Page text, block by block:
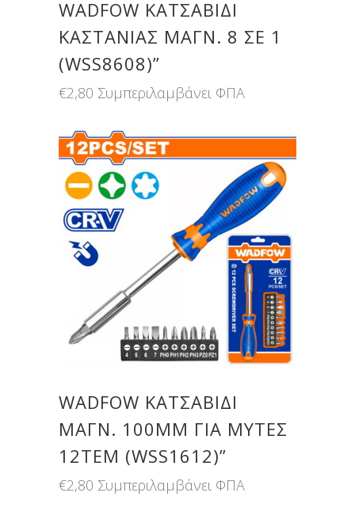
WADFOW ΚΑΤΣΑΒΙΔΙ
ΚΑΣΤΑΝΙΑΣ ΜΑΓΝ. 8 ΣΕ 1
(WSS8608)”
€2,80 Συμπεριλαμβάνει ΦΠΑ
WADFOW ΚΑΤΣΑΒΙΔΙ
ΜΑΓΝ. 100MM ΓΙΑ ΜΥΤΕΣ
12ΤΕΜ (WSS1612)”
€2,80 Συμπεριλαμβάνει ΦΠΑ